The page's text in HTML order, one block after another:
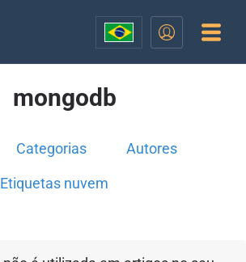
mongodb
Categorias Autores
Etiquetas nuvem